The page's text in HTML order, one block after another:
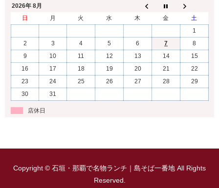
2026年 8月
日
月 火 水 木 金
土
1
2
3 4 5 6 7
8
9
10 11 12 13 14
15
16
17 18 19 20 21
22
23
24 25 26 27 28
29
30
31
店休日
Copyright © 石垣・那覇で名物ランチ｜島そば一番地 All Rights
Reserved.